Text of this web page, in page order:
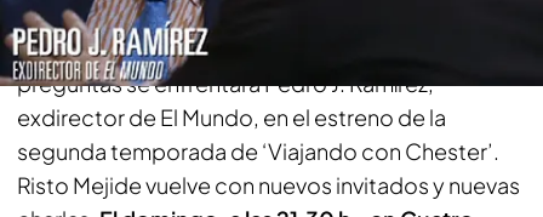
"¿Se puede confiar en alguien que engaña a su
mujer?" A ésta y a otras comprometidas
preguntas se enfrentará Pedro J. Ramírez,
exdirector de El Mundo, en el estreno de la
segunda temporada de ‘Viajando con Chester’.
Risto Mejide vuelve con nuevos invitados y nuevas